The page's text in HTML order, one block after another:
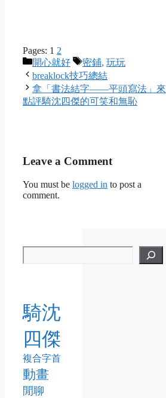
Pages: 1 2
Categories
開心就好 Tags
密鋪, 玩玩
breaklock技巧總結
拿「書法結字——平頭寫法」來
點評騎沈四傑的可笑和無恥
Leave a Comment
You must be logged in to post a
comment.
騎沈
四傑
複合字首
動畫
閒聊